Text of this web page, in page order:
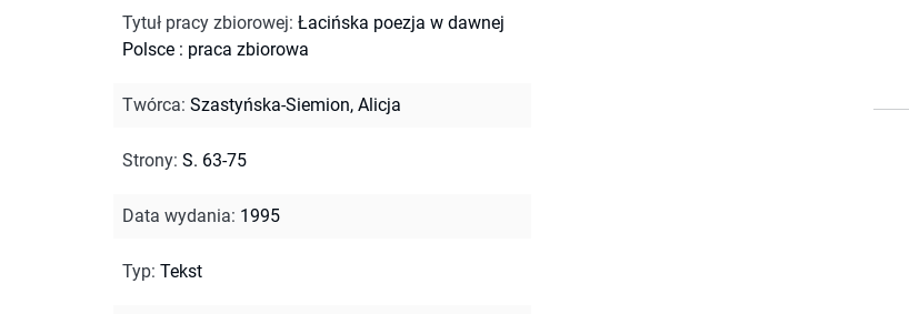
Tytuł pracy zbiorowej: Łacińska poezja w dawnej
Polsce : praca zbiorowa
Twórca: Szastyńska-Siemion, Alicja
Strony: S. 63-75
Data wydania: 1995
Typ: Tekst